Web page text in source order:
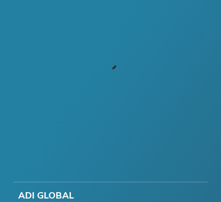
ADI GLOBAL